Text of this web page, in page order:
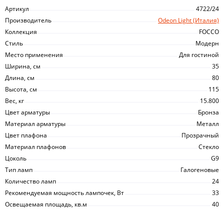
Артикул
4722/24
Производитель
Odeon Light (Италия)
Коллекция
FOCCO
Стиль
Модерн
Место применения
Для гостиной
Ширина, см
35
Длина, см
80
Высота, см
115
Вес, кг
15.800
Цвет арматуры
Бронза
Материал арматуры
Металл
Цвет плафона
Прозрачный
Материал плафонов
Стекло
Цоколь
G9
Тип ламп
Галогеновые
Количество ламп
24
Рекомендуемая мощность лампочек, Вт
33
Освещаемая площадь, кв.м
40